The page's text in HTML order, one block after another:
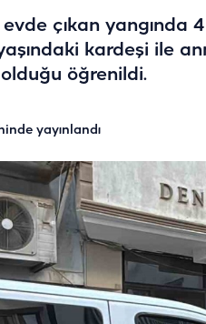
çıkan yangında
kardeşi ile
öğrenildi.
yayınlandı